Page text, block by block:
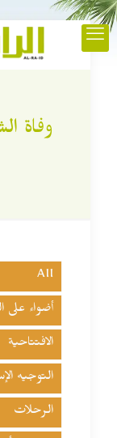
وفاة
All
أضواء على
الافتتاحية
التوجيه
الرحلات